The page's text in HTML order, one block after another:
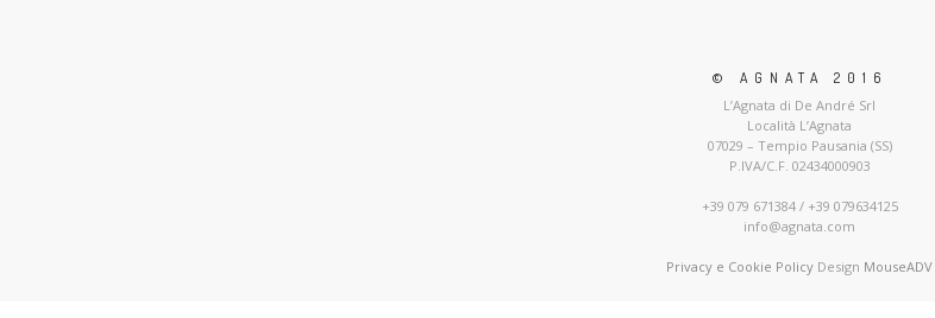
© AGNATA 2016
L’Agnata di De André Srl
Località L’Agnata
07029 – Tempio Pausania (SS)
P.IVA/C.F. 02434000903
+39 079 671384 / +39 079634125
info@agnata.com
Privacy e Cookie Policy Design MouseADV